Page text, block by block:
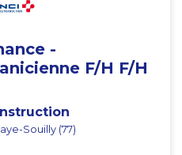
-
F/H F/H
Souilly (77)